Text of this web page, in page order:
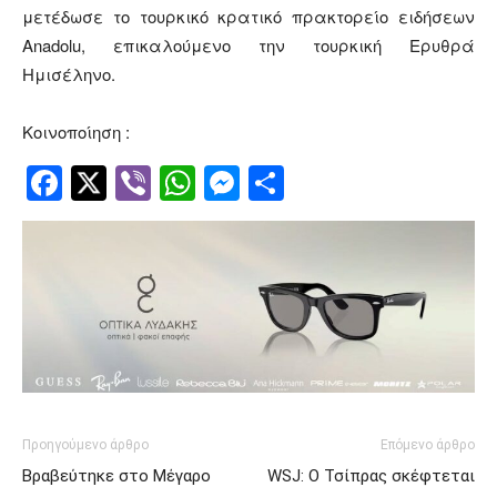
μετέδωσε το τουρκικό κρατικό πρακτορείο ειδήσεων
Anadolu, επικαλούμενο την τουρκική Ερυθρά
Ημισέληνο.
Κοινοποίηση :
Facebook
Twitter
ViberWhatsApp
Messenger
Προηγούμενο άρθρο
Βραβεύτηκε στο Μέγαρο
Επόμενο άρθρο
WSJ: Ο Τσίπρας σκέφτεται